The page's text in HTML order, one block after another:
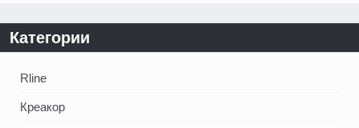
Категории
Rline
Креакор